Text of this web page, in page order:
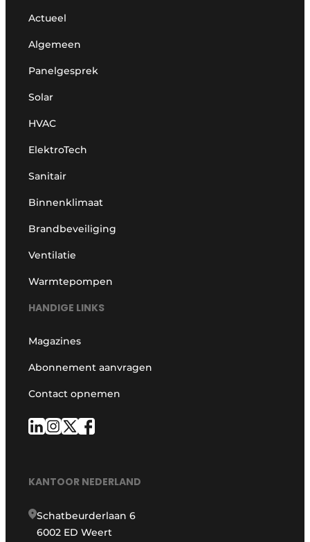
Actueel
Algemeen
Panelgesprek
Solar
HVAC
ElektroTech
Sanitair
Binnenklimaat
Brandbeveiliging
Ventilatie
Warmtepompen
HANDIGE LINKS
Magazines
Abonnement aanvragen
Contact opnemen
KANTOOR NEDERLAND
Schatbeurderlaan 6
6002 ED Weert